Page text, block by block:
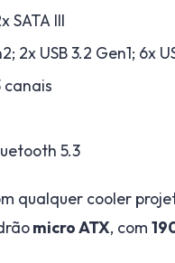
SATA III
2x USB 3.2 Gen1; 6x
canais
5.3
qualquer cooler
micro ATX, com